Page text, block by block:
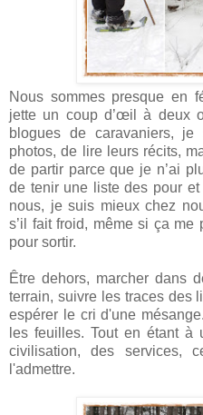
Nous sommes presque en
jette un coup d’œil à deux
blogues de caravaniers,
photos, de lire leurs récits,
de partir parce que je n’ai
de tenir une liste des pour
nous, je suis mieux chez
s’il fait froid, même si ça
pour sortir.
Être dehors, marcher dans
terrain, suivre les traces des
espérer le cri d'une
les feuilles. Tout en étant
civilisation, des services,
l'admettre.